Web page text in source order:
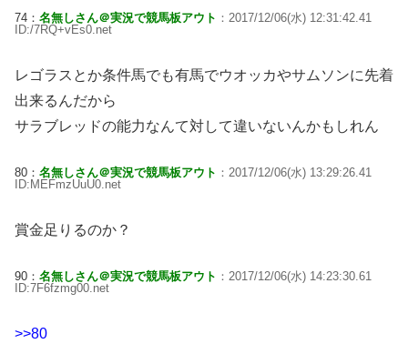
74： 名無しさん＠実況で競馬板アウト ：2017/12/06(水) 12:31:42.41
ID:/7RQ+vEs0.net
レゴラスとか条件馬でも有馬でウオッカやサムソンに先着
出来るんだから
サラブレッドの能力なんて対して違いないんかもしれん
80： 名無しさん＠実況で競馬板アウト ：2017/12/06(水) 13:29:26.41
ID:MEFmzUuU0.net
賞金足りるのか？
90： 名無しさん＠実況で競馬板アウト ：2017/12/06(水) 14:23:30.61
ID:7F6fzmg00.net
>>80